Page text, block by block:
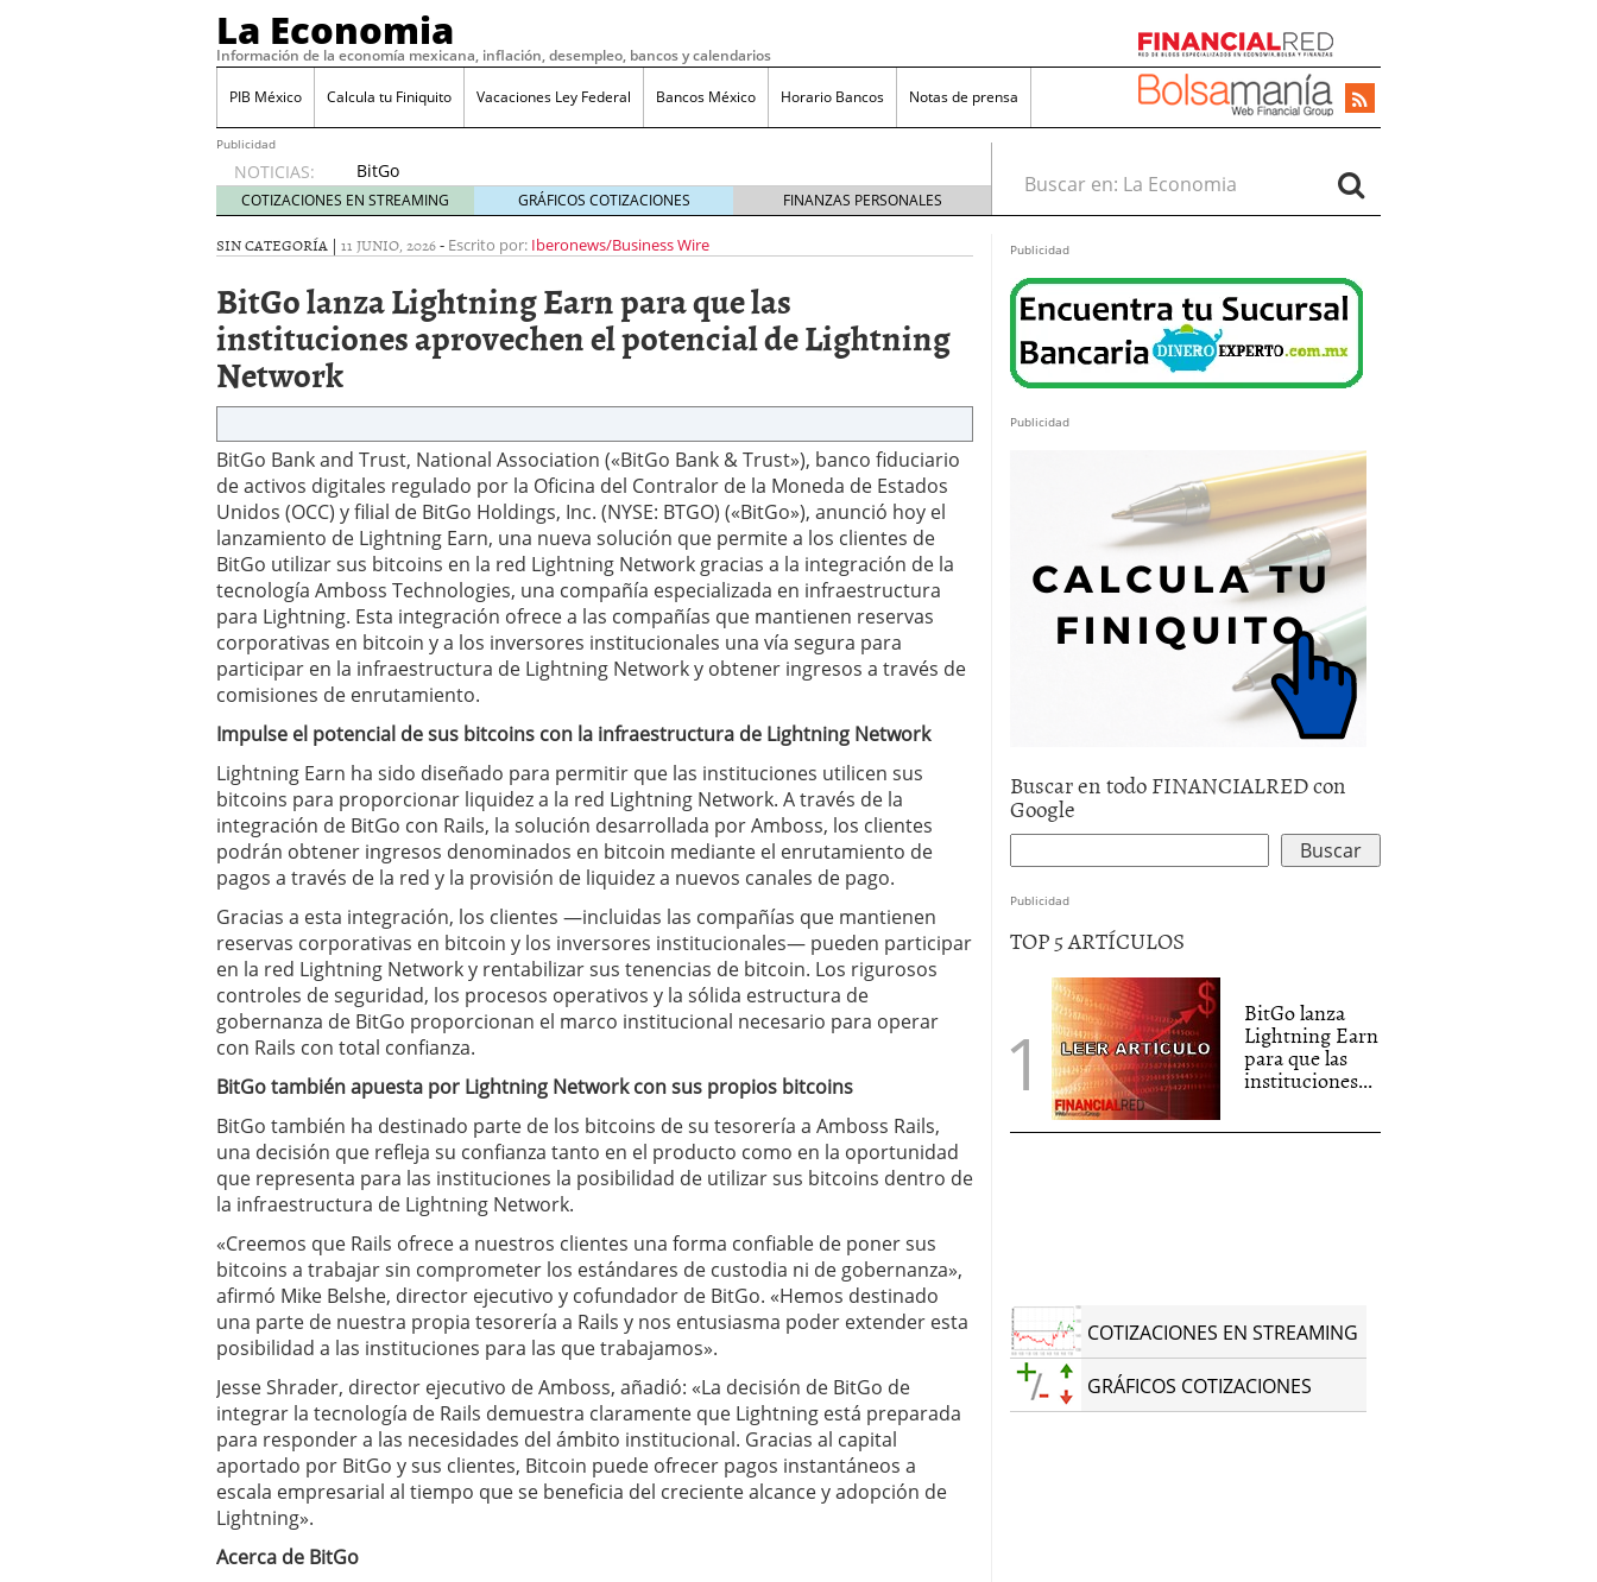
La Economia
Información de la economía mexicana, inflación, desempleo, bancos y calendarios
PIB México Calcula tu Finiquito Vacaciones Ley Federal Bancos México Horario Bancos Notas de prensa
Publicidad
NOTICIAS:
BitGo
lanza
Lightning
Earn
instituciones
aprovechen
de
Network
junio 11,
2026
COTIZACIONES EN STREAMING GRÁFICOS COTIZACIONES FINANZAS PERSONALES
Buscar en:
SIN CATEGORÍA | 11 JUNIO, 2026- Escrito por: Iberonews/Business Wire
BitGo lanza Lightning Earn para que las
instituciones aprovechen el potencial de Lightning
Network
BitGo Bank and Trust, National Association («BitGo Bank & Trust»), banco fiduciario
de activos digitales regulado por la Oficina del Contralor de la Moneda de Estados
Unidos (OCC) y filial de BitGo Holdings, Inc. (NYSE: BTGO) («BitGo»), anunció hoy el
lanzamiento de Lightning Earn, una nueva solución que permite a los clientes de
BitGo utilizar sus bitcoins en la red Lightning Network gracias a la integración de la
tecnología Amboss Technologies, una compañía especializada en infraestructura
para Lightning. Esta integración ofrece a las compañías que mantienen reservas
corporativas en bitcoin y a los inversores institucionales una vía segura para
participar en la infraestructura de Lightning Network y obtener ingresos a través de
comisiones de enrutamiento.
Impulse el potencial de sus bitcoins con la infraestructura de Lightning Network
Lightning Earn ha sido diseñado para permitir que las instituciones utilicen sus
bitcoins para proporcionar liquidez a la red Lightning Network. A través de la
integración de BitGo con Rails, la solución desarrollada por Amboss, los clientes
podrán obtener ingresos denominados en bitcoin mediante el enrutamiento de
pagos a través de la red y la provisión de liquidez a nuevos canales de pago.
Gracias a esta integración, los clientes —incluidas las compañías que mantienen
reservas corporativas en bitcoin y los inversores institucionales— pueden participar
en la red Lightning Network y rentabilizar sus tenencias de bitcoin. Los rigurosos
controles de seguridad, los procesos operativos y la sólida estructura de
gobernanza de BitGo proporcionan el marco institucional necesario para operar
con Rails con total confianza.
BitGo también apuesta por Lightning Network con sus propios bitcoins
BitGo también ha destinado parte de los bitcoins de su tesorería a Amboss Rails,
una decisión que refleja su confianza tanto en el producto como en la oportunidad
que representa para las instituciones la posibilidad de utilizar sus bitcoins dentro de
la infraestructura de Lightning Network.
«Creemos que Rails ofrece a nuestros clientes una forma confiable de poner sus
bitcoins a trabajar sin comprometer los estándares de custodia ni de gobernanza»,
afirmó Mike Belshe, director ejecutivo y cofundador de BitGo. «Hemos destinado
una parte de nuestra propia tesorería a Rails y nos entusiasma poder extender esta
posibilidad a las instituciones para las que trabajamos».
Jesse Shrader, director ejecutivo de Amboss, añadió: «La decisión de BitGo de
integrar la tecnología de Rails demuestra claramente que Lightning está preparada
para responder a las necesidades del ámbito institucional. Gracias al capital
aportado por BitGo y sus clientes, Bitcoin puede ofrecer pagos instantáneos a
escala empresarial al tiempo que se beneficia del creciente alcance y adopción de
Lightning».
Acerca de BitGo
Publicidad
Publicidad
Buscar en todo FINANCIALRED con
Google
Publicidad
TOP 5 ARTÍCULOS
BitGo lanza
Lightning Earn
para que las
instituciones...
COTIZACIONES EN STREAMING
GRÁFICOS COTIZACIONES